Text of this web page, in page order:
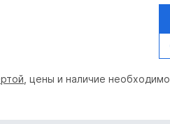
, цены и наличие